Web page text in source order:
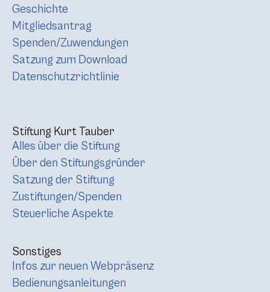
Geschichte
Mitgliedsantrag
Spenden/Zuwendungen
Satzung zum Download
Datenschutzrichtlinie
Stiftung Kurt Tauber
Alles über die Stiftung
Über den Stiftungsgründer
Satzung der Stiftung
Zustiftungen/Spenden
Steuerliche Aspekte
Sonstiges
Infos zur neuen Webpräsenz
Bedienungsanleitungen